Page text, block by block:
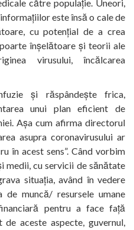
către populație. Uneori,
este însă o cale de
cu potențial de a crea
înșelătoare și teorii ale
virusului, încălcarea
și răspândește frica,
unui plan eficient de
Așa cum afirma directorul
asupra coronavirusului ar
în acest sens”. Când vorbim
medii, cu servicii de sănătate
situația, având în vedere
muncă/ resursele umane
pentru a face față
aceste aspecte, guvernul,